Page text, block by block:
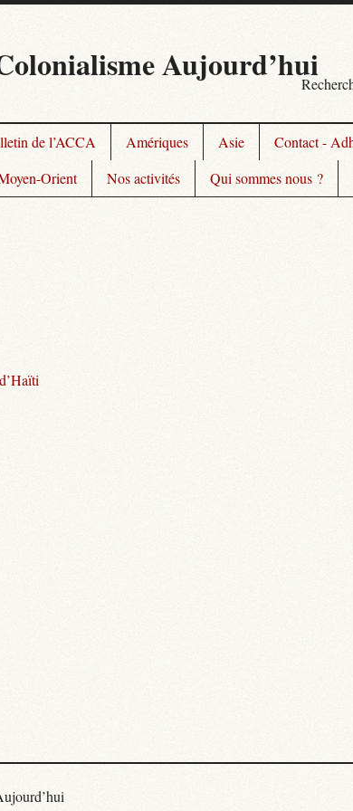
Aujourd’hui
de l’ACCA Amériques Asie
Contact -
Orient Nos activités Qui sommes nous ?